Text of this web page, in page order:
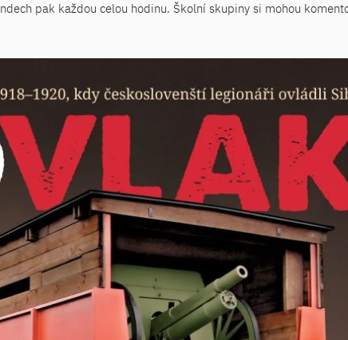
pak každou celou hodinu. Školní skupiny si mohou